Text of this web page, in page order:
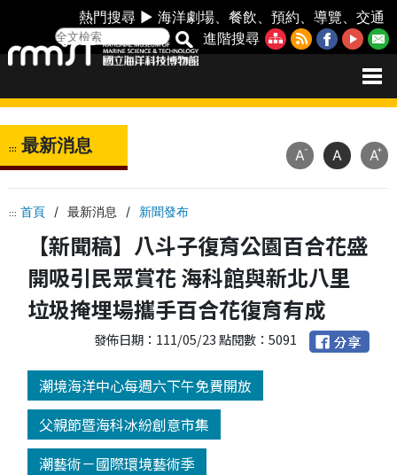
熱門搜尋 ►海洋劇場 、餐飲 、預約 、導覽 、交通
進階搜尋
::: 最新消息
::: 首頁 / 最新消息 / 新聞發布
A- A A+
【新聞稿】八斗子復育公園百合花盛
開吸引民眾賞花 海科館與新北八里
垃圾掩埋場攜手百合花復育有成
發佈日期：111/05/23 點閱數：5091
潮境海洋中心每週六下午免費開放
父親節暨海科冰紛創意市集
潮藝術－國際環境藝術季